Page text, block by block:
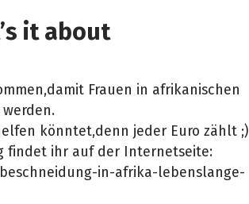
it about
Frauen in afrikanischen
könntet,denn jeder Euro zählt ;)
findet ihr auf der Internetseite:
in-afrika-lebenslange-